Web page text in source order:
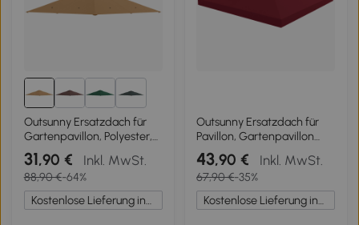
2+
Outsunny Ersatzdach für
Gartenpavillon, Polyester,
2,98 x 2,98 m, Beige
31,90 € Inkl. MwSt.
88,90 €-64%
Kostenlose Lieferung innerhalb Deutschlands
Outsunny Ersatzdach für
Pavillon, Gartenpavillon
Zelt 3 x 3 m, Polyester
dichtes 180 g/m² rot
43,90 € Inkl. MwSt.
67,90 €-35%
Kostenlose Lieferung innerhalb Deutschlands